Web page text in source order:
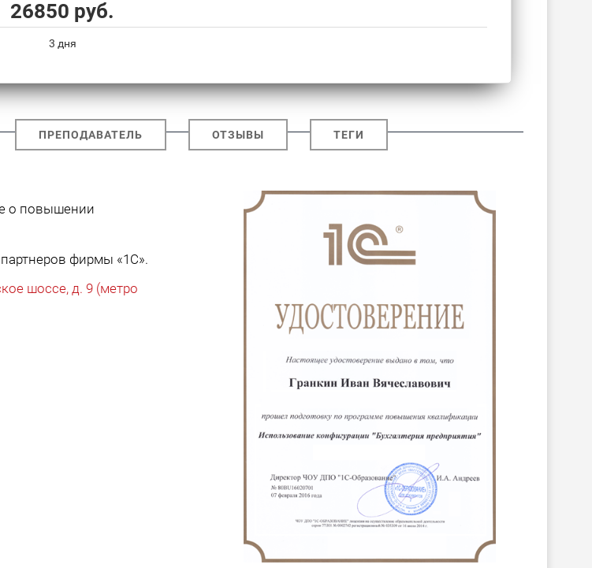
26850 руб.
3 дня
ПРЕПОДАВАТЕЛЬ ОТЗЫВЫ ТЕГИ
о повышении
фирмы «1С».
шоссе, д. 9 (метро